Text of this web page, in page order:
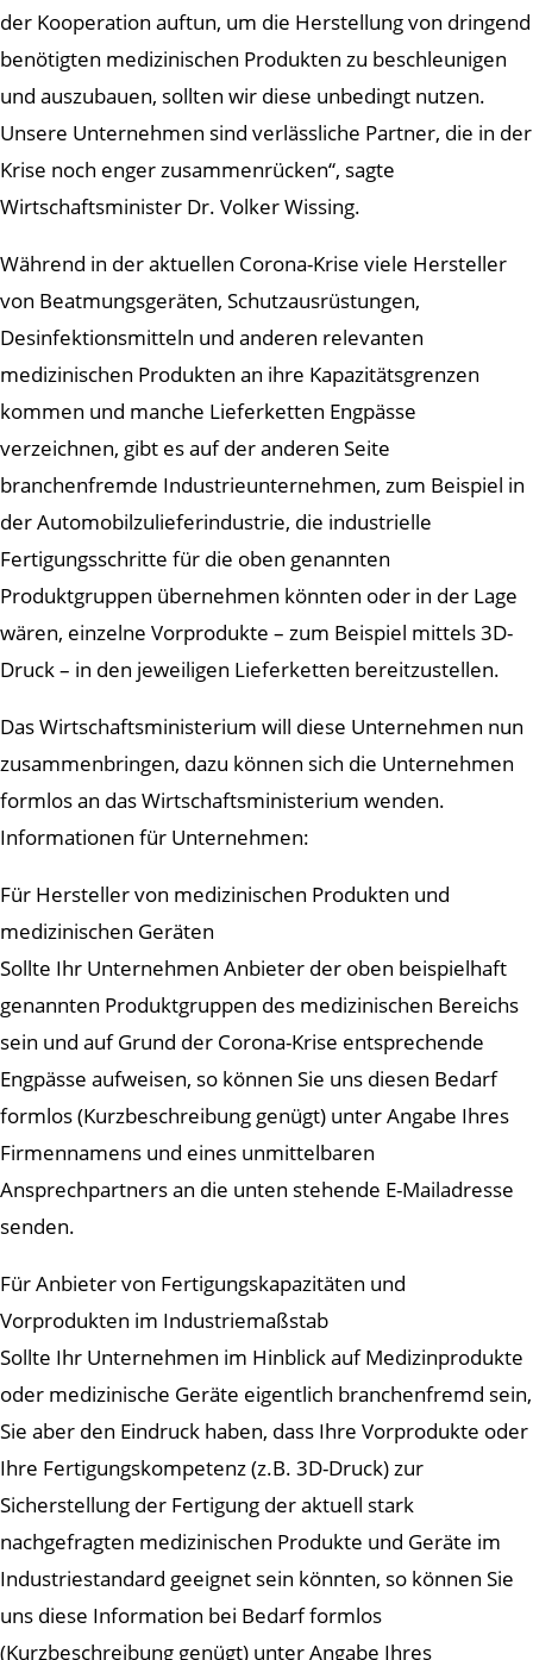
der Kooperation auftun, um die Herstellung von dringend
benötigten medizinischen Produkten zu beschleunigen
und auszubauen, sollten wir diese unbedingt nutzen.
Unsere Unternehmen sind verlässliche Partner, die in der
Krise noch enger zusammenrücken“, sagte
Wirtschaftsminister Dr. Volker Wissing.
Während in der aktuellen Corona-Krise viele Hersteller
von Beatmungsgeräten, Schutzausrüstungen,
Desinfektionsmitteln und anderen relevanten
medizinischen Produkten an ihre Kapazitätsgrenzen
kommen und manche Lieferketten Engpässe
verzeichnen, gibt es auf der anderen Seite
branchenfremde Industrieunternehmen, zum Beispiel in
der Automobilzulieferindustrie, die industrielle
Fertigungsschritte für die oben genannten
Produktgruppen übernehmen könnten oder in der Lage
wären, einzelne Vorprodukte – zum Beispiel mittels 3D-
Druck – in den jeweiligen Lieferketten bereitzustellen.
Das Wirtschaftsministerium will diese Unternehmen nun
zusammenbringen, dazu können sich die Unternehmen
formlos an das Wirtschaftsministerium wenden.
Informationen für Unternehmen:
Für Hersteller von medizinischen Produkten und
medizinischen Geräten
Sollte Ihr Unternehmen Anbieter der oben beispielhaft
genannten Produktgruppen des medizinischen Bereichs
sein und auf Grund der Corona-Krise entsprechende
Engpässe aufweisen, so können Sie uns diesen Bedarf
formlos (Kurzbeschreibung genügt) unter Angabe Ihres
Firmennamens und eines unmittelbaren
Ansprechpartners an die unten stehende E-Mailadresse
senden.
Für Anbieter von Fertigungskapazitäten und
Vorprodukten im Industriemaßstab
Sollte Ihr Unternehmen im Hinblick auf Medizinprodukte
oder medizinische Geräte eigentlich branchenfremd sein,
Sie aber den Eindruck haben, dass Ihre Vorprodukte oder
Ihre Fertigungskompetenz (z.B. 3D-Druck) zur
Sicherstellung der Fertigung der aktuell stark
nachgefragten medizinischen Produkte und Geräte im
Industriestandard geeignet sein könnten, so können Sie
uns diese Information bei Bedarf formlos
(Kurzbeschreibung genügt) unter Angabe Ihres